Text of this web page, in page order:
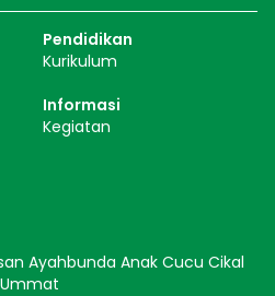
Pendidikan
Kurikulum
Informasi
Kegiatan
Ayahbunda Anak Cucu Cikal
Ummat